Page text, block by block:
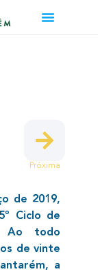
Próxima
de 2019,
Ciclo de
Ao todo
de vinte
a